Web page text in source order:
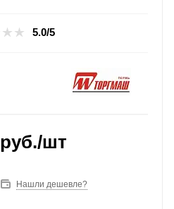
5.0/5
руб./шт
Нашли дешевле?